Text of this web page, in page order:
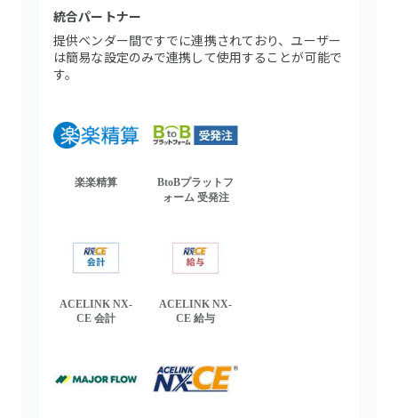
統合パートナー
提供ベンダー間ですでに連携されており、ユーザー
は簡易な設定のみで連携して使用することが可能で
す。
楽楽精算
BtoBプラットフ
ォーム 受発注
ACELINK NX-
CE 会計
ACELINK NX-
CE 給与